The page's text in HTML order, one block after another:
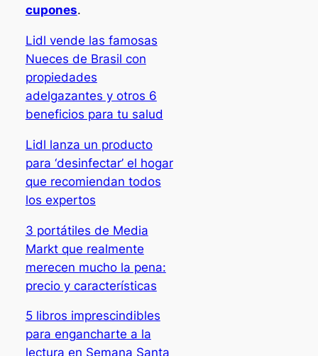
cupones.
Lidl vende las famosas
Nueces de Brasil con
propiedades
adelgazantes y otros 6
beneficios para tu salud
Lidl lanza un producto
para ‘desinfectar’ el hogar
que recomiendan todos
los expertos
3 portátiles de Media
Markt que realmente
merecen mucho la pena:
precio y características
5 libros imprescindibles
para engancharte a la
lectura en Semana Santa